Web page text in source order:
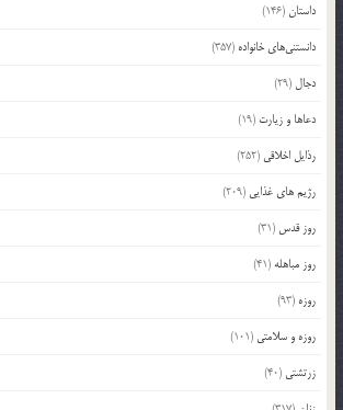
داستان(146)
دانستنی‌های خانواده (357)
دجال (29)
دعاها و زیارت (19)
رذایل اخلاقی (252)
رژیم های غذایی (209)
روز قدس (31)
روز مباهله (41)
روزه (93)
روزه و سلامتی (101)
زرتشتی (40)